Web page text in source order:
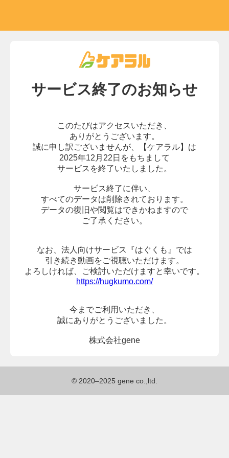
サービス終了のお知らせ
このたびはアクセスいただき、
ありがとうございます。
誠に申し訳ございませんが、
【ケアラル】は
2025年12月22日をもちまして
サービスを終了いたしました。
サービス終了に伴い、
すべてのデータは削除されております。
データの復旧や閲覧はできかねますので
ご了承ください。
なお、法人向けサービス『はぐくも』では
引き続き動画をご視聴いただけます。
よろしければ、
ご検討いただけますと幸いです。
https://hugkumo.com/
今までご利用いただき、
誠にありがとうございました。
株式会社gene
© 2020–2025 gene co.,ltd.